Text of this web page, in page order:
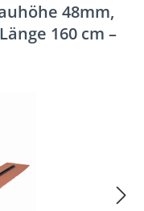
48mm,
160 cm –